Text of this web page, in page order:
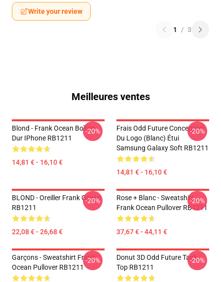
Write your review
1 / 3
Meilleures ventes
Blond - Frank Ocean Boîtier
Dur IPhone RB1211
14,81 € - 16,10 €
-20%
Frais Odd Future Conception
Du Logo (blanc) Étui
Samsung Galaxy Soft RB1211
14,81 € - 16,10 €
-20%
BLOND - Oreiller Frank Ocean
RB1211
22,08 € - 26,68 €
-20%
Rose + Blanc - Sweatshirt
Frank Ocean Pullover RB1211
37,67 € - 44,11 €
-20%
Garçons - Sweatshirt Frank
Ocean Pullover RB1211
-20%
Donut 3D Odd Future Tank
Top RB1211
-20%